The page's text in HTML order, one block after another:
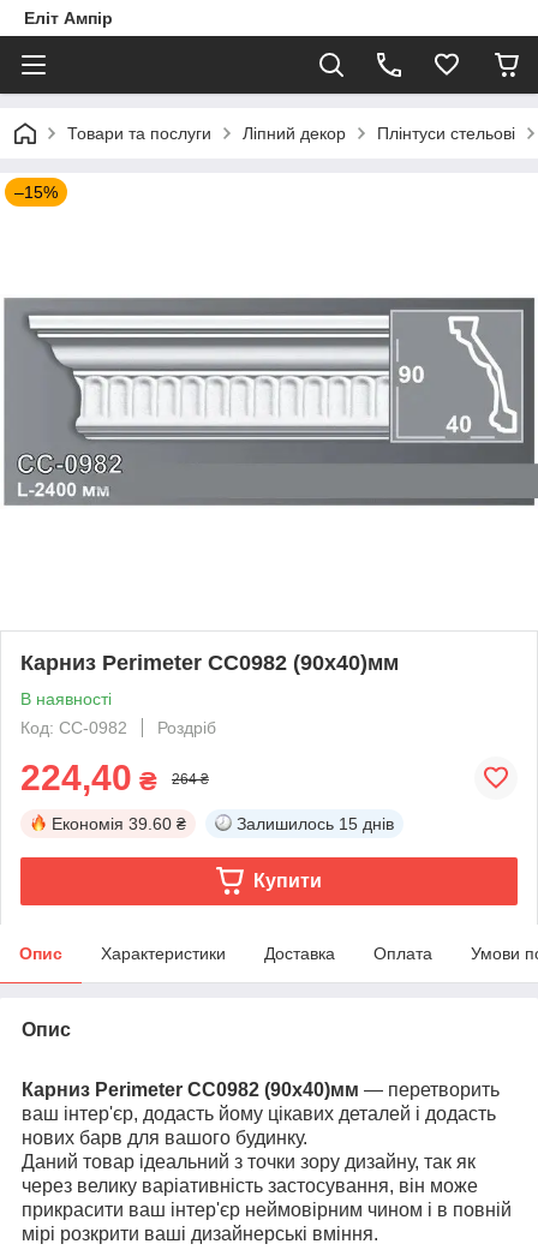
Еліт Ампір
Товари та послуги Ліпний декор Плінтуси стельові
–15%
Карниз Perimeter CC0982 (90x40)мм
В наявності
Код: CC-0982
Роздріб
224,40 ₴ 264 ₴
Економія 39.60 ₴ Залишилось 15 днів
Купити
Опис Характеристики Доставка Оплата Умови
Опис
Карниз Perimeter CC0982 (90x40)мм — перетворить
ваш інтер'єр, додасть йому цікавих деталей і додасть
нових барв для вашого будинку.
Даний товар ідеальний з точки зору дизайну, так як
через велику варіативність застосування, він може
прикрасити ваш інтер'єр неймовірним чином і в повній
мірі розкрити ваші дизайнерські вміння.